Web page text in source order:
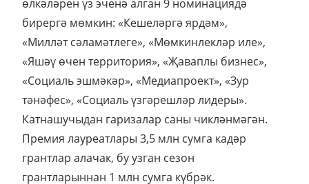
өлкәләрен үз эченә алган 9 номинациядә
бирергә мөмкин: «Кешеләргә ярдәм»,
«Милләт сәламәтлеге», «Мөмкинлекләр иле»,
«Яшәү өчен территория», «Җаваплы бизнес»,
«Социаль эшмәкәр», «Медиапроект», «Зур
тәнәфес», «Социаль үзгәрешләр лидеры».
Катнашучыдан гаризалар саны чикләнмәгән.
Премия лауреатлары 3,5 млн сумга кадәр
грантлар алачак, бу узган сезон
грантларыннан 1 млн сумга күбрәк.